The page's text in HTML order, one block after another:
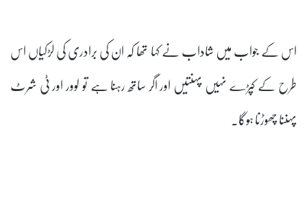
اس کے جواب میں شاداب نے کہا تھا کہ ان کی برادری کی لڑکیاں اس
طرح کے کپڑے نہیں پہنتیں اور اگر ساتھ رہنا ہے تو لوور اور ٹی شرٹ
پہننا چھوڑنا ہوگا۔